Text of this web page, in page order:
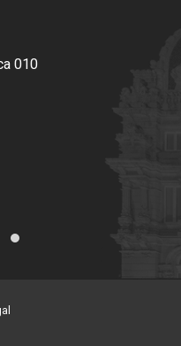
010